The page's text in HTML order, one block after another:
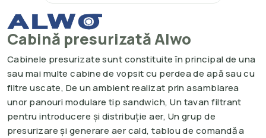
Cabină presurizată Alwo
Cabinele presurizate sunt constituite în principal de una
sau mai multe cabine de vopsit cu perdea de apă sau cu
filtre uscate, De un ambient realizat prin asamblarea
unor panouri modulare tip sandwich, Un tavan filtrant
pentru introducere și distribuție aer, Un grup de
presurizare și generare aer cald, tablou de comandă a